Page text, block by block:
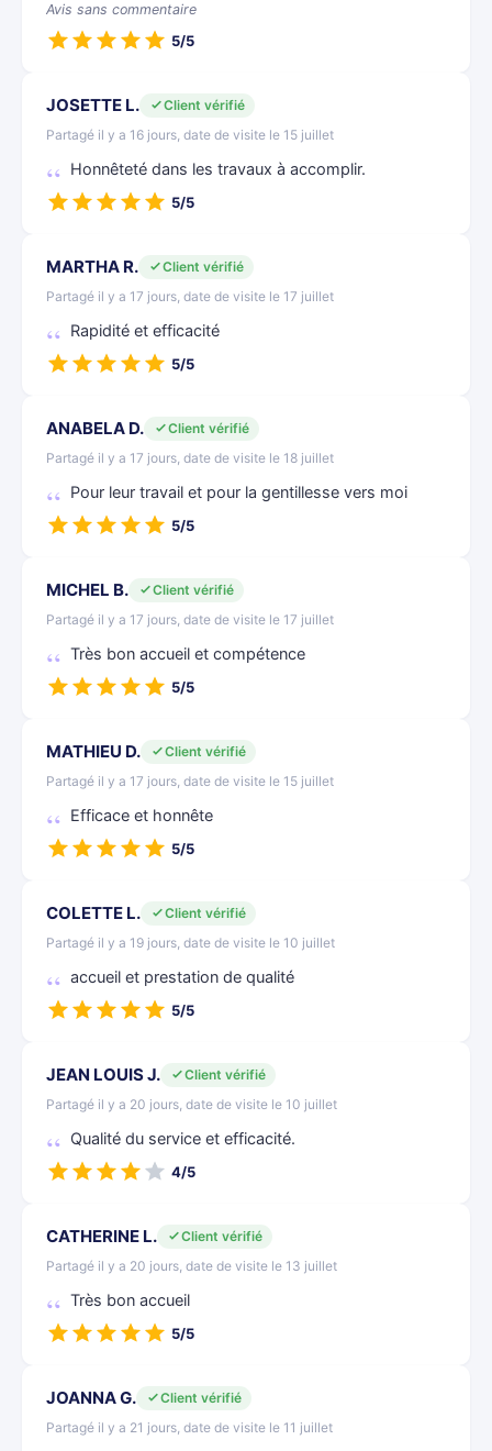
Avis sans commentaire
5/5
JOSETTE L.
Client vérifié
Partagé il y a 16 jours, date de visite le 15 juillet
Honnêteté dans les travaux à accomplir.
5/5
MARTHA R.
Client vérifié
Partagé il y a 17 jours, date de visite le 17 juillet
Rapidité et efficacité
5/5
ANABELA D.
Client vérifié
Partagé il y a 17 jours, date de visite le 18 juillet
Pour leur travail et pour la gentillesse vers moi
5/5
MICHEL B.
Client vérifié
Partagé il y a 17 jours, date de visite le 17 juillet
Très bon accueil et compétence
5/5
MATHIEU D.
Client vérifié
Partagé il y a 17 jours, date de visite le 15 juillet
Efficace et honnête
5/5
COLETTE L.
Client vérifié
Partagé il y a 19 jours, date de visite le 10 juillet
accueil et prestation de qualité
5/5
JEAN LOUIS J.
Client vérifié
Partagé il y a 20 jours, date de visite le 10 juillet
Qualité du service et efficacité.
4/5
CATHERINE L.
Client vérifié
Partagé il y a 20 jours, date de visite le 13 juillet
Très bon accueil
5/5
JOANNA G.
Client vérifié
Partagé il y a 21 jours, date de visite le 11 juillet